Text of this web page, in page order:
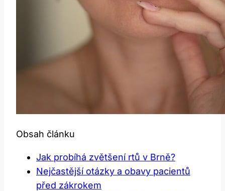
Obsah článku
Jak probíhá zvětšení ⁤rtů v Brně?
Nejčastější otázky a obavy pacientů
před zákrokem